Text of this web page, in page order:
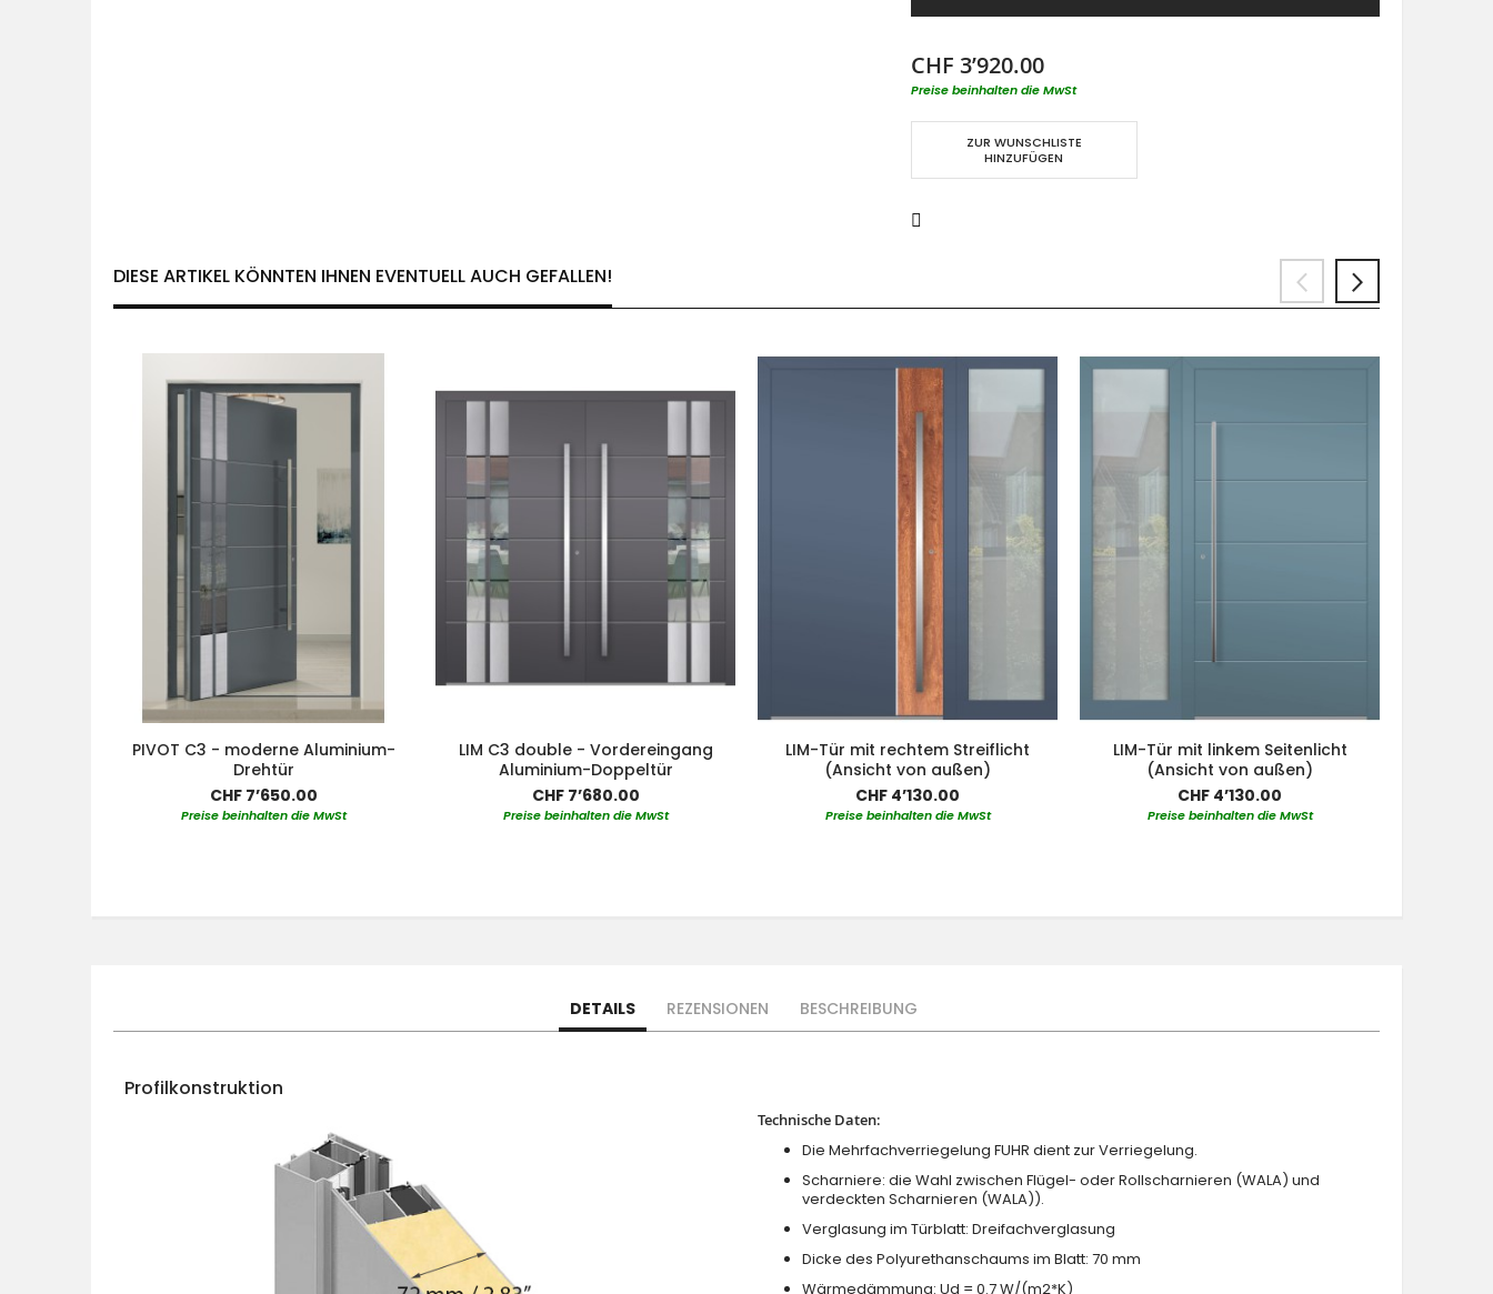
CHF 3’920.00
Preise beinhalten die MwSt
ZUR WUNSCHLISTE
HINZUFÜGEN
DIESE ARTIKEL KÖNNTEN IHNEN EVENTUELL AUCH GEFALLEN!
PIVOT C3 - moderne Aluminium-
Drehtür
CHF 7’650.00
Preise beinhalten die MwSt
LIM C3 double - Vordereingang
Aluminium-Doppeltür
CHF 7’680.00
Preise beinhalten die MwSt
LIM-Tür mit rechtem Streiflicht
(Ansicht von außen)
CHF 4’130.00
Preise beinhalten die MwSt
LIM-Tür mit linkem Seitenlicht
(Ansicht von außen)
CHF 4’130.00
Preise beinhalten die MwSt
DETAILS REZENSIONEN BESCHREIBUNG